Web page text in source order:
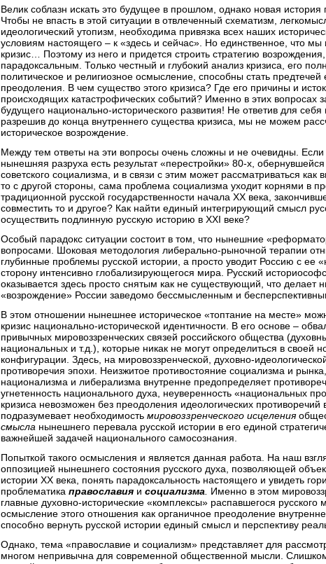
Велик соблазн искать это будущее в прошлом, однако новая история
Чтобы не впасть в этой ситуации в отвлеченный схематизм,
идеологический утопизм, необходима привязка всех наших
условиям настоящего – к «здесь и сейчас». Но единственное, что
кризис… Поэтому из него и придется строить стратегию
парадоксальным. Только честный и глубокий анализ кризиса, его
политическое и религиозное осмысление, способны стать предтечей
преодоления. В чем существо этого кризиса? Где его причины и
происходящих катастрофических событий? Именно в этих вопросах
будущего национально-исторического развития! Не ответив для
разрешив до конца внутреннего существа кризиса, мы не можем
историческое возрождение.
Между тем ответы на эти вопросы очень сложны и не очевидны. Если
нынешняя разруха есть результат «перестройки» 80-х,
советского социализма, и в связи с этим может рассматриваться как
то с другой стороны, сама проблема социализма уходит корнями в
традиционной русской государственности начала XX века,
совместить то и другое? Как найти единый интегрирующий смысл
осуществить подлинную русскую историю в XXI веке?
Особый парадокс ситуации состоит в том, что нынешние
вопросами. Шоковая методология либерально-рыночной терапии
глубинные проблемы русской истории, а просто уводит Россию с ее
сторону интенсивно глобализирующегося мира. Русский
оказывается здесь просто снятым как не существующий, что делает
«возрождение» России заведомо бессмысленным и
В этом отношении нынешнее историческое «топтание на месте»
кризис национально-исторической идентичности. В его основе –
привычных мировоззренческих связей российского общества
национальных и т.д.), которые никак не могут определиться в своей
конфигурации. Здесь, на мировоззренческой, духовно-
противоречия эпохи. Неизжитое противостояние социализма и
национализма и либерализма внутренне предопределяет
угнетенность национального духа, неуверенность «национальных
кризиса невозможен без преодоления идеологических
подразумевает необходимость мировоззренческого исцеления
смысла нынешнего перевала русской истории в его единой
важнейшей задачей национального самосознания.
Попыткой такого осмысления и является данная работа. На наш
оппозицией нынешнего состояния русского духа, позволяющей
истории XX века, понять парадоксальность настоящего и увидеть
проблематика православия и социализма
Именно в этом
главные духовно-исторические «комплексы» распавшегося русского
осмысление этого отношения как органичное преодоление
способно вернуть русской истории единый смысл и перспективу
Однако, тема «православие и социализм» представляет для
многом непривычна для современной общественной мысли.